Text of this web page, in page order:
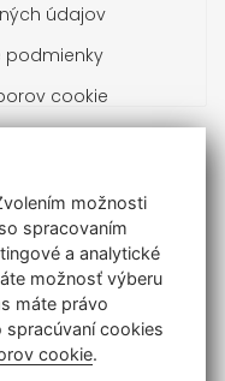
údajov
podmienky
cookie
19
1024855733
možnosti
spracovaním
a analytické
možnosť výberu
máte právo
cookies
cookie.